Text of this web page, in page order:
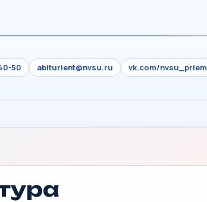
50 abiturient@nvsu.ru vk.com/nvsu_priem